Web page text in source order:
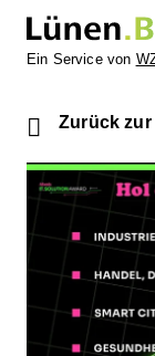
Ein Service von
Zurück